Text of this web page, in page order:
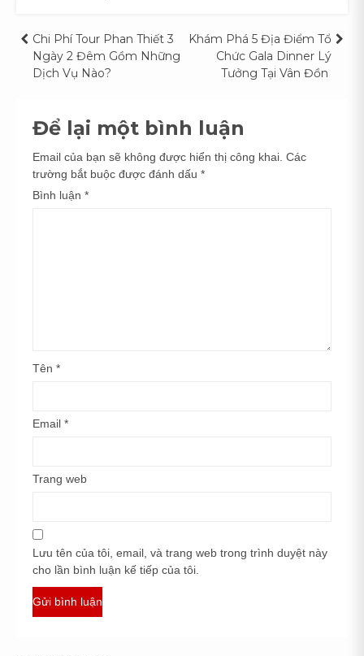
Điều
hướng
viết
Chi Phí Tour Phan Thiết 3
Ngày 2 Đêm Gồm Những
Dịch Vụ Nào?
Khám Phá 5 Địa Điểm Tổ
Chức Gala Dinner Lý
Tưởng Tại Vân Đồn
Để lại một bình luận
Email của bạn sẽ không được hiển thị công khai. Các
trường bắt buộc được đánh dấu *
Bình luận *
Tên *
Email *
Trang web
Lưu tên của tôi, email, và trang web trong trình duyệt này
cho lần bình luận kế tiếp của tôi.